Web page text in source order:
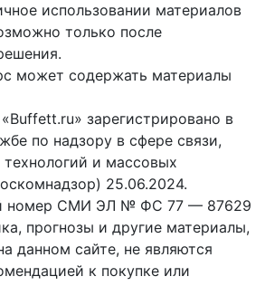
использовании материалов
только после
может содержать материалы
зарегистрировано в
по надзору в сфере связи,
и массовых
25.06.2024.
номер СМИ ЭЛ № ФС 77 — 87629
прогнозы и другие материалы,
данном сайте, не являются
к покупке или